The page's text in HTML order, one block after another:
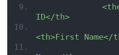
ID</th>
<th>First Name</